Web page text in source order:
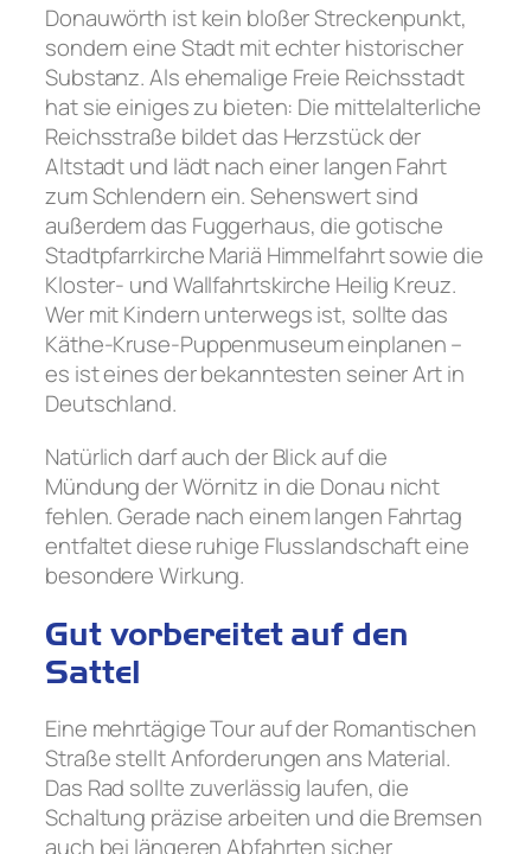
Donauwörth ist kein bloßer Streckenpunkt,
sondern eine Stadt mit echter historischer
Substanz. Als ehemalige Freie Reichsstadt
hat sie einiges zu bieten: Die mittelalterliche
Reichsstraße bildet das Herzstück der
Altstadt und lädt nach einer langen Fahrt
zum Schlendern ein. Sehenswert sind
außerdem das Fuggerhaus, die gotische
Stadtpfarrkirche Mariä Himmelfahrt sowie die
Kloster- und Wallfahrtskirche Heilig Kreuz.
Wer mit Kindern unterwegs ist, sollte das
Käthe-Kruse-Puppenmuseum einplanen –
es ist eines der bekanntesten seiner Art in
Deutschland.
Natürlich darf auch der Blick auf die
Mündung der Wörnitz in die Donau nicht
fehlen. Gerade nach einem langen Fahrtag
entfaltet diese ruhige Flusslandschaft eine
besondere Wirkung.
Gut vorbereitet auf den
Sattel
Eine mehrtägige Tour auf der Romantischen
Straße stellt Anforderungen ans Material.
Das Rad sollte zuverlässig laufen, die
Schaltung präzise arbeiten und die Bremsen
auch bei längeren Abfahrten sicher